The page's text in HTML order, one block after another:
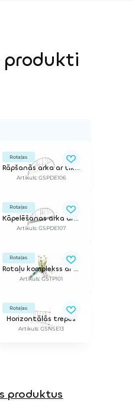
Rotaļas
Rāpšanās arka ar tīklu
Artikuls: GSPDE106
Rotaļas
Kāpelēšanas arka ar tīkliem
Artikuls: GSPDE107
Rotaļas
Rotaļu komplekss ar tīkiem "Koku galotnēs"
Artikuls: GSTP101
Rotaļas
Horizontālās trepes
Artikuls: GSNSE13
produktus